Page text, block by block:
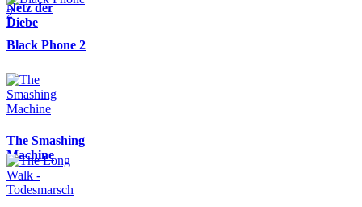
Netz der
Diebe
Black Phone 2
The Smashing
Machine